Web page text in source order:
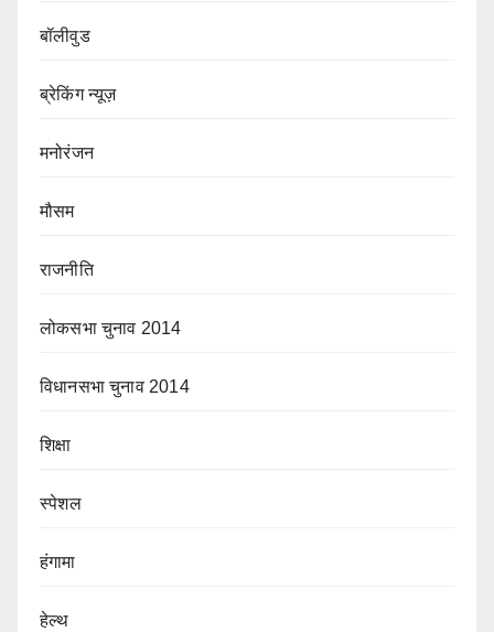
बॉलीवुड
ब्रेकिंग न्यूज़
मनोरंजन
मौसम
राजनीति
लोकसभा चुनाव 2014
विधानसभा चुनाव 2014
शिक्षा
स्पेशल
हंगामा
हेल्थ